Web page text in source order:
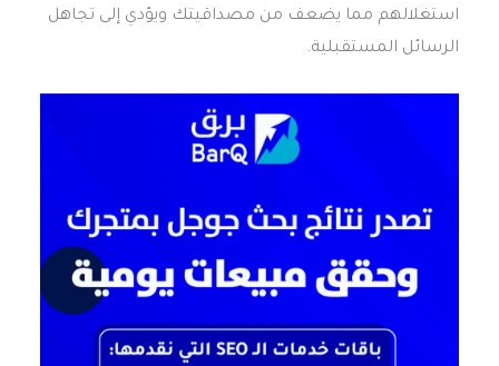
استغلالهم مما يضعف من مصداقيتك ويؤدي إلى تجاهل
الرسائل المستقبلية.